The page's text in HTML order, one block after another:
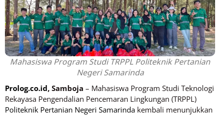
Mahasiswa Program Studi TRPPL Politeknik Pertanian
Negeri Samarinda
Prolog.co.id, Samboja – Mahasiswa Program Studi Teknologi
Rekayasa Pengendalian Pencemaran Lingkungan (TRPPL)
Politeknik Pertanian Negeri Samarinda kembali menunjukkan